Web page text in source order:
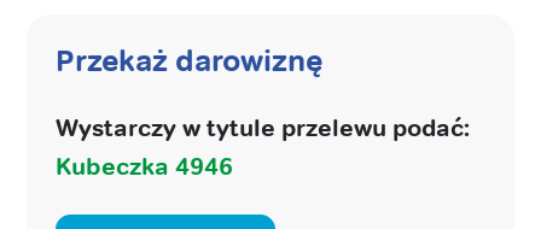
Przekaż darowiznę
Wystarczy w tytule przelewu podać:
Kubeczka 4946